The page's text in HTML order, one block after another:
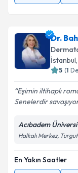
Dr.
İstanbul
5 (1
Eşimin iltihaplı
Senelerdir
Acıbadem
Halkalı Merkez,
En Yakın Saatler